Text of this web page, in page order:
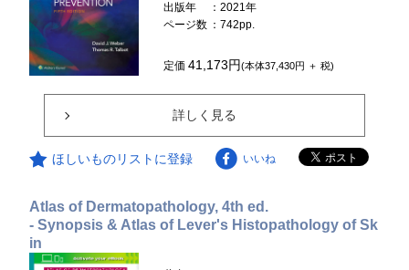
出版年
：2021年
ページ数 ：742pp.
定価41,173円(本体37,430円 ＋ 税)
詳しく見る
ほしいものリストに登録 いいね
Atlas of Dermatopathology, 4th ed.
- Synopsis & Atlas of Lever's Histopathology of Sk
in